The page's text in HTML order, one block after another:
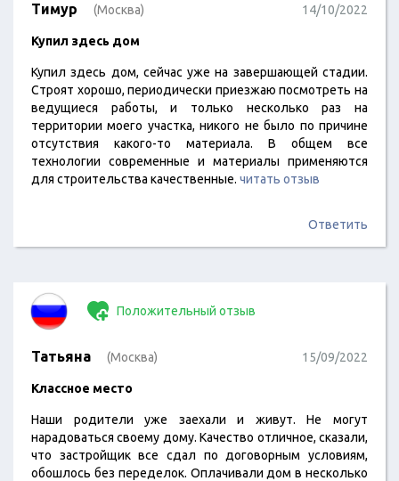
Тимур (Москва) 14/10/2022
Купил здесь дом
Купил здесь дом, сейчас уже на завершающей стадии.
Строят хорошо, периодически приезжаю посмотреть на
ведущиеся работы, и только несколько раз на
территории моего участка, никого не было по причине
отсутствия какого-то материала. В общем все
технологии современные и материалы применяются
для строительства качественные. читать отзыв
Ответить
Положительный отзыв
Татьяна (Москва) 15/09/2022
Классное место
Наши родители уже заехали и живут. Не могут
нарадоваться своему дому. Качество отличное, сказали,
что застройщик все сдал по договорным условиям,
обошлось без переделок. Оплачивали дом в несколько